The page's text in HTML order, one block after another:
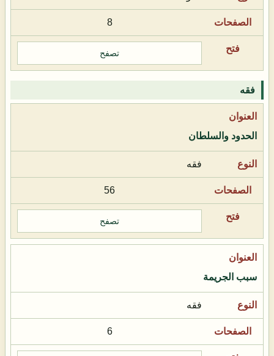
8
تصفح
فقه
الحدود والسلطان
فقه
56
تصفح
سبب الجريمة
فقه
6